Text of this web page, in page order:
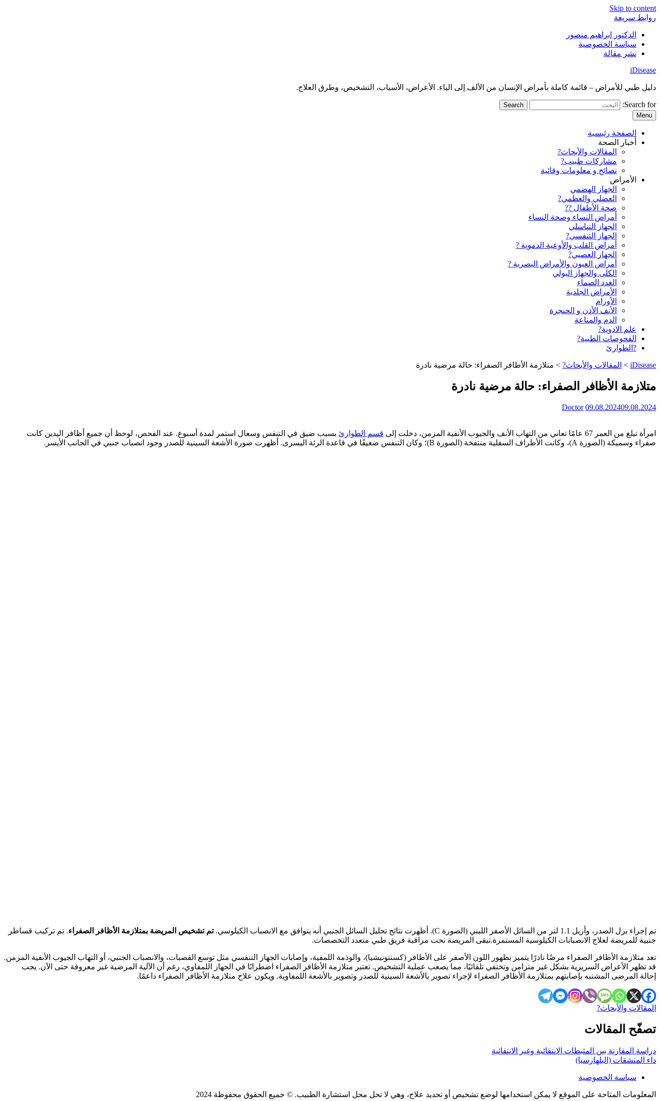
Skip to content
روابط سريعة
الدكتور إبراهيم منصور
سياسة الخصوصية
نشر مقالة
iDisease
دليل طبي للأمراض – قائمة كاملة بأمراض الإنسان من الألف إلى الياء. الأعراض، الأسباب، التشخيص، وطرق العلاج.
Search for:
Menu
الصفحة رئيسية
أخبار الصحة
المقالات والأبحاث?
مشاركات طبيب?
نصائح و معلومات وقائية
الأمراض
الجهاز الهضمي
العضلي والعظمي?
صحة الأطفال ??
أمراض النساء وصحة النساء
الجهاز التناسلي
الجهاز التنفسي?
أمراض القلب والأوعية الدموية ?
الجهاز العصبي?
أمراض العيون والأمراض البصرية ?️
الكلى والجهاز البولي
الغدد الصماء
الأمراض الجلدية
الأورام
الأنف الأذن و الحنجرة
الدم والمناعة
علم الادوية?
الفحوصات الطبية?
?الطوارئ
iDisease
> المقالات والأبحاث? > متلازمة الأظافر الصفراء: حالة مرضية نادرة
متلازمة الأظافر الصفراء: حالة مرضية نادرة
09.08.202409.08.2024
Doctor
امرأة تبلغ من العمر 67 عامًا تعاني من التهاب الأنف والجيوب الأنفية المزمن، دخلت إلى قسم الطوارئ بسبب ضيق في التنفس وسعال استمر لمدة أسبوع. عند الفحص، لوحظ أن جميع أظافر اليدين كانت
صفراء وسميكة (الصورة A)، وكانت الأطراف السفلية منتفخة (الصورة B)؛ وكان التنفس ضعيفًا في قاعدة الرئة اليسرى. أظهرت صورة الأشعة السينية للصدر وجود انصباب جنبي في الجانب الأيسر.
تم إجراء بزل الصدر، وأزيل 1.1 لتر من السائل الأصفر اللبني (الصورة C). أظهرت نتائج تحليل السائل الجنبي أنه يتوافق مع الانصباب الكيلوسي. تم تشخيص المريضة بمتلازمة الأظافر الصفراء. تم تركيب قساطر
جنبية للمريضة لعلاج الانصبابات الكيلوسية المستمرة.تبقى المريضة تحت مراقبة فريق طبي متعدد التخصصات.
تعد متلازمة الأظافر الصفراء مرضًا نادرًا يتميز بظهور اللون الأصفر على الأظافر (كسنتونيشيا)، والوذمة اللمفية، وإصابات الجهاز التنفسي مثل توسع القصبات، والانصباب الجنبي، أو التهاب الجيوب الأنفية المزمن.
قد تظهر الأعراض السريرية بشكل غير متزامن وتختفي تلقائيًا، مما يصعب عملية التشخيص. تعتبر متلازمة الأظافر الصفراء اضطرابًا في الجهاز اللمفاوي، رغم أن الآلية المرضية غير معروفة حتى الآن. يجب
إحالة المرضى المشتبه بإصابتهم بمتلازمة الأظافر الصفراء لإجراء تصوير بالأشعة السينية للصدر وتصوير بالأشعة اللمفاوية. ويكون علاج متلازمة الأظافر الصفراء داعمًا.
المقالات والأبحاث?
تصفّح المقالات
دراسة المقارنة بين المثبطات الانتقائية وغير الانتقائية
داء المنشقات (البلهارسيا)
سياسة الخصوصية
المعلومات المتاحة على الموقع لا يمكن استخدامها لوضع تشخيص أو تحديد علاج، وهي لا تحل محل استشارة الطبيب. © جميع الحقوق محفوظة 2024